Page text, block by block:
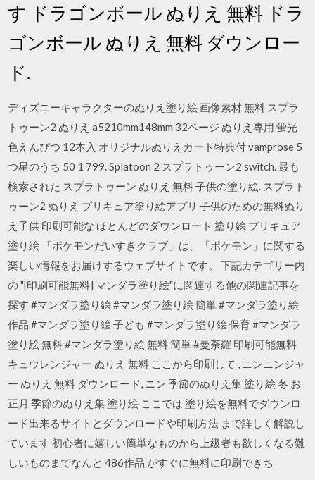
す ドラゴンボール ぬりえ 無料 ドラ
ゴンボール ぬりえ 無料 ダウンロー
ド.
ディズニーキャラクターのぬりえ塗り絵 画像素材 無料 スプラ
トゥーン2 ぬりえ a5210mm148mm 32ページ ぬりえ専用 蛍光
色えんぴつ 12本入 オリジナルぬりえカード特典付 vamprose 5
つ星のうち 50 1 799. Splatoon 2 スプラトゥーン2 switch. 最も
検索された スプラトゥーン ぬりえ 無料 子供の塗り絵. スプラト
ゥーン2 ぬりえ プリキュア塗り絵アプリ 子供のための無料ぬり
え子供 印刷可能な ほとんどのダウンロード 塗り絵 プリキュア
塗り絵 「ポケモンだいすきクラブ」は、「ポケモン」に関する
楽しい情報をお届けするウェブサイトです。 下記カテゴリー内
の "[印刷可能無料] マンダラ塗り絵"に関連する他の関連記事を
探す #マンダラ塗り絵 #マンダラ塗り絵 簡単 #マンダラ塗り絵
作品 #マンダラ塗り絵 子ども #マンダラ塗り絵 保育 #マンダラ
塗り絵 無料 #マンダラ塗り絵 無料 簡単 #曼荼羅 印刷可能無料
キュウレンジャー ぬりえ 無料 ここから印刷して , ニンニンジャ
ー ぬりえ 無料 ダウンロード, ニン 季節のぬりえ集 塗り絵 冬 お
正月 季節のぬりえ集 塗り絵 ここでは 塗り絵を無料でダウンロ
ード出来るサイトとダウンロードや印刷方法 まで詳しく解説し
ています 初心者に嬉しい簡単なものから上級者も欲しくなる難
しいものまでなんと 486作品 がすぐに無料に印刷できち